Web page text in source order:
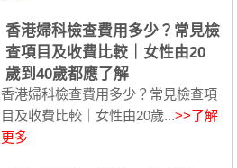
香港婦科檢查費用多少？常見檢
查項目及收費比較｜女性由20
歲到40歲都應了解
香港婦科檢查費用多少？常見檢查項
目及收費比較｜女性由20歲...>>了解
更多